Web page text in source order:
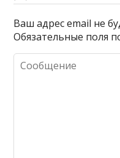
Ваш адрес email не
Обязательные поля